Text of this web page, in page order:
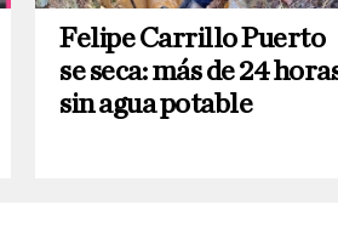
Felipe Carrillo Puerto
se seca: más de 24
sin agua potable